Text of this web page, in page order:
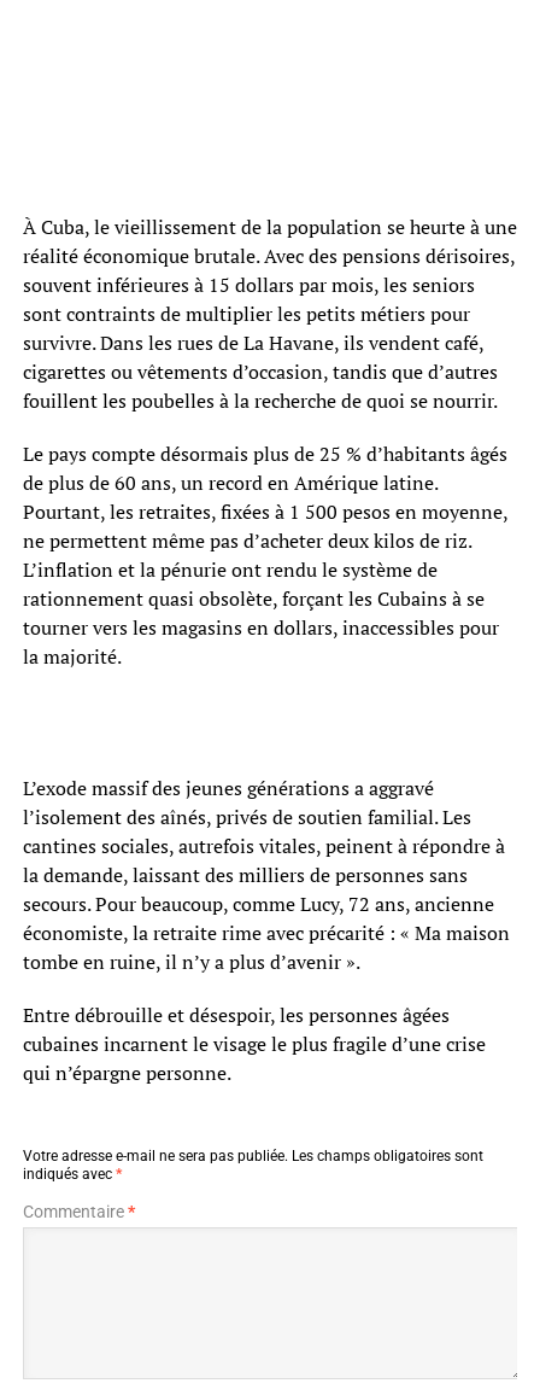
À Cuba, le vieillissement de la population se heurte à une
réalité économique brutale. Avec des pensions dérisoires,
souvent inférieures à 15 dollars par mois, les seniors
sont contraints de multiplier les petits métiers pour
survivre. Dans les rues de La Havane, ils vendent café,
cigarettes ou vêtements d’occasion, tandis que d’autres
fouillent les poubelles à la recherche de quoi se nourrir.
Le pays compte désormais plus de 25 % d’habitants âgés
de plus de 60 ans, un record en Amérique latine.
Pourtant, les retraites, fixées à 1 500 pesos en moyenne,
ne permettent même pas d’acheter deux kilos de riz.
L’inflation et la pénurie ont rendu le système de
rationnement quasi obsolète, forçant les Cubains à se
tourner vers les magasins en dollars, inaccessibles pour
la majorité.
L’exode massif des jeunes générations a aggravé
l’isolement des aînés, privés de soutien familial. Les
cantines sociales, autrefois vitales, peinent à répondre à
la demande, laissant des milliers de personnes sans
secours. Pour beaucoup, comme Lucy, 72 ans, ancienne
économiste, la retraite rime avec précarité : « Ma maison
tombe en ruine, il n’y a plus d’avenir ».
Entre débrouille et désespoir, les personnes âgées
cubaines incarnent le visage le plus fragile d’une crise
qui n’épargne personne.
Votre adresse e-mail ne sera pas publiée. Les champs obligatoires sont
indiqués avec *
Commentaire*